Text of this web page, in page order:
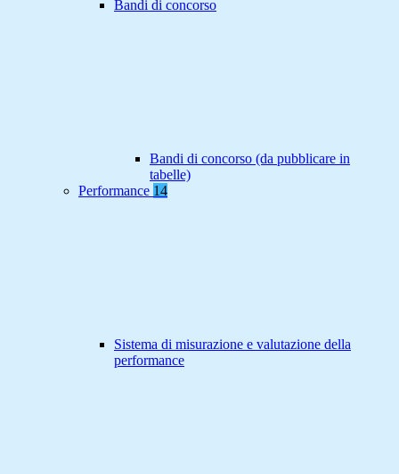
Bandi di concorso
Bandi di concorso (da pubblicare in
tabelle)
Performance 14
Sistema di misurazione e valutazione della
performance